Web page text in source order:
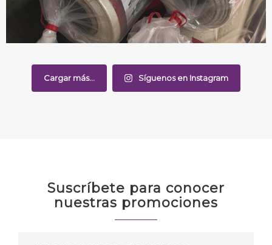
Cargar más... Síguenos en Instagram
Suscríbete para conocer
nuestras promociones